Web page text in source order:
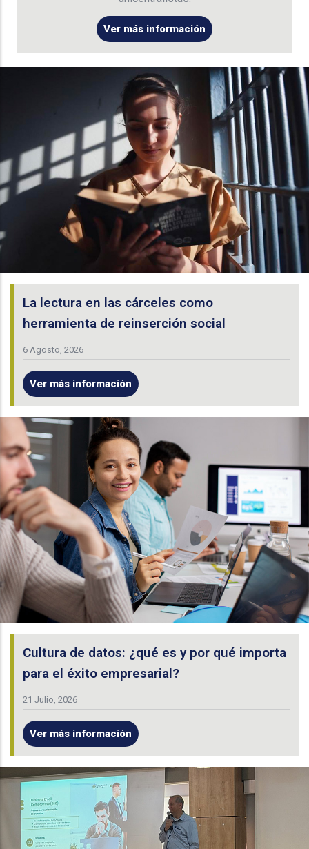
Ver más información
La lectura en las cárceles como
herramienta de reinserción social
6 Agosto, 2026
Ver más información
Cultura de datos: ¿qué es y por qué importa
para el éxito empresarial?
21 Julio, 2026
Ver más información